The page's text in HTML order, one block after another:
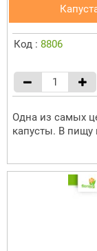
Код : 8806
Одна из самых
капусты. В пищу